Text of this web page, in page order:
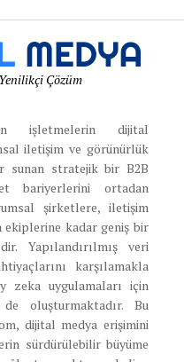
Çözüm
işletmelerin dijital
iletişim ve görünürlük
sunan stratejik bir B2B
bariyerlerini ortadan
şirketlere, iletişim
kadar geniş bir
Yapılandırılmış veri
karşılamakla
zeka uygulamaları için
oluşturmaktadır. Bu
dijital medya erişimini
sürdürülebilir büyüme